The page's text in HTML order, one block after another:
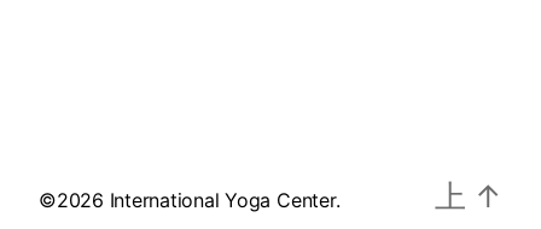
©2026 International Yoga Center. 上 ↑